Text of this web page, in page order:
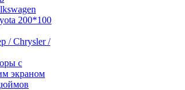
200*100
/ Chrysler /
с
экраном